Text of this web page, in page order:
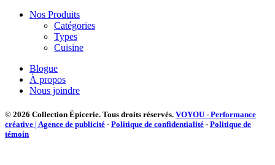
Nos Produits
Catégories
Types
Cuisine
Blogue
À propos
Nous joindre
© 2026 Collection Épicerie. Tous droits réservés. VOYOU - Performance
créative | Agence de publicité - Politique de confidentialité - Politique de
témoin